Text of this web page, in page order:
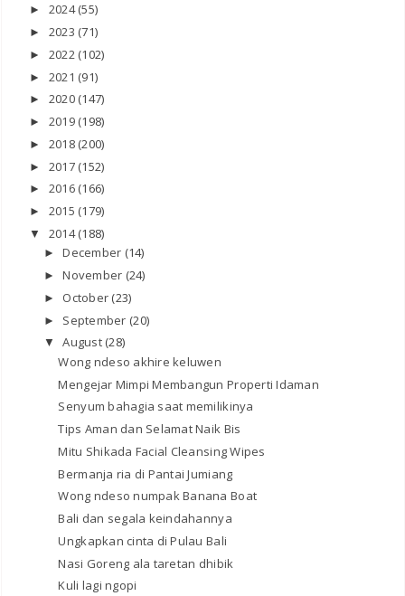
► 2024(55)
► 2023 (71)
► 2022 (102)
► 2021 (91)
► 2020 (147)
► 2019 (198)
► 2018 (200)
► 2017 (152)
► 2016 (166)
► 2015 (179)
▼ 2014(188)
►December (14)
►November (24)
► October (23)
► September (20)
▼August (28)
Wong ndeso akhire keluwen
Mengejar Mimpi Membangun Properti Idaman
Senyum bahagia saat memilikinya
Tips Aman dan Selamat Naik Bis
Mitu Shikada Facial Cleansing Wipes
Bermanja ria di Pantai Jumiang
Wong ndeso numpak Banana Boat
Bali dan segala keindahannya
Ungkapkan cinta di Pulau Bali
Nasi Goreng ala taretan dhibik
Kuli lagi ngopi